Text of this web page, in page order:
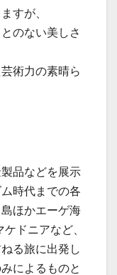
すが、
のない美しさ
術力の素晴ら
品などを展示
時代までの各
ほかエーゲ海
ドニアなど、
る旅に出発し
によるものと